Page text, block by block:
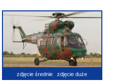
zdjęcie średnie zdjęcie duże